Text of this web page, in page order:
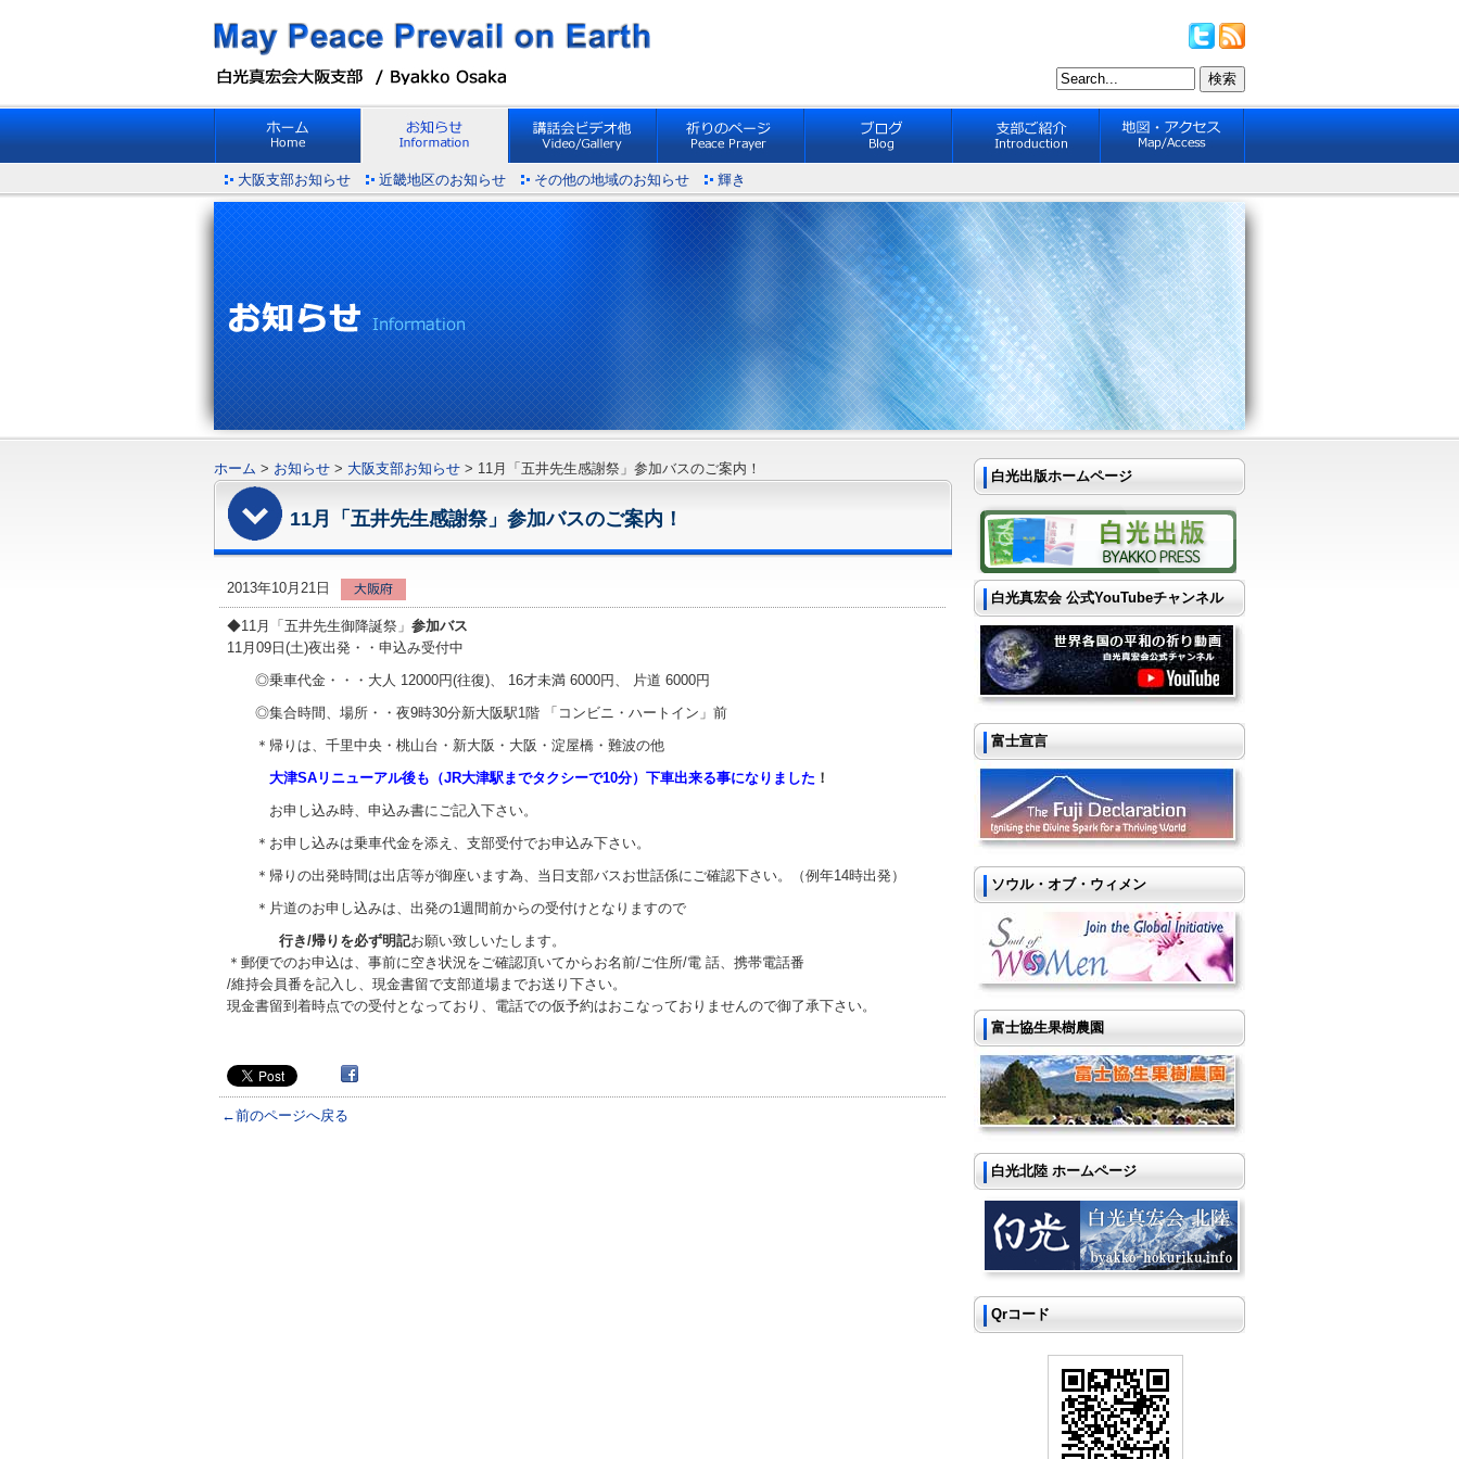
大阪支部お知らせ 近畿地区のお知らせ その他の地域のお知らせ 輝き
ホーム > お知らせ > 大阪支部お知らせ > 11月「五井先生感謝祭」参加バスのご案内！
11月「五井先生感謝祭」参加バスのご案内！
2013年10月21日
◆11月「五井先生御降誕祭」 参加バス
11月09日(土)夜出発・・申込み受付中
◎乗車代金・・・大人 12000円(往復)、 16才未満 6000円、 片道 6000円
◎集合時間、場所・・夜9時30分新大阪駅1階 「コンビニ・ハートイン」前
＊帰りは、千里中央・桃山台・新大阪・大阪・淀屋橋・難波の他
大津SAリニューアル後も（JR大津駅までタクシーで10分）下車出来る事になりました ！
お申し込み時、申込み書にご記入下さい。
＊お申し込みは乗車代金を添え、支部受付でお申込み下さい。
＊帰りの出発時間は出店等が御座います為、当日支部バスお世話係にご確認下さい。（例年14時出発）
＊片道のお申し込みは、出発の1週間前からの受付けとなりますので
行き/帰りを必ず明記お願い致しいたします。
＊郵便でのお申込は、事前に空き状況をご確認頂いてからお名前/ご住所/電 話、携帯電話番
/維持会員番を記入し、現金書留で支部道場までお送り下さい。
現金書留到着時点での受付となっており、電話での仮予約はおこなっておりませんので御了承下さい。
←前のページへ戻る
白光出版ホームページ
白光真宏会 公式YouTubeチャンネル
富士宣言
ソウル・オブ・ウィメン
富士協生果樹農園
白光北陸 ホームページ
Qrコード